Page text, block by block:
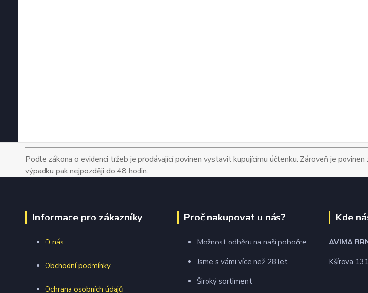
Podle zákona o evidenci tržeb je prodávající povinen vystavit kupujícímu účtenku. Zároveň je
výpadku pak nejpozději do 48 hodin.
Informace pro zákazníky
O nás
Obchodní podmínky
Ochrana osobních údajů
Proč nakupovat u nás?
Možnost odběru na naší pobočce
Jsme s vámi více než 28 let
Široký sortiment
Kde
AVIMA
Kšírova